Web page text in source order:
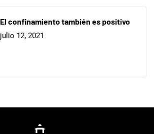
El confinamiento también es positivo
julio 12, 2021